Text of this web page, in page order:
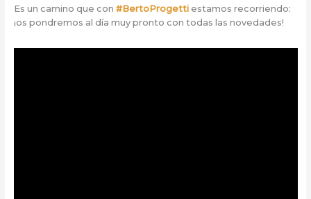
Es un camino que con #BertoProgettiestamos recorriendo:
¡os pondremos al día muy pronto con todas las novedades!